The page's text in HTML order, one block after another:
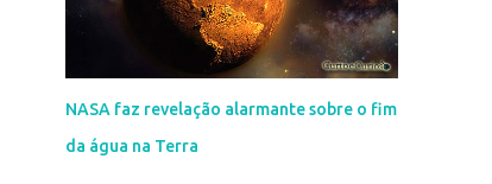
NASA faz revelação alarmante sobre o fim
da água na Terra